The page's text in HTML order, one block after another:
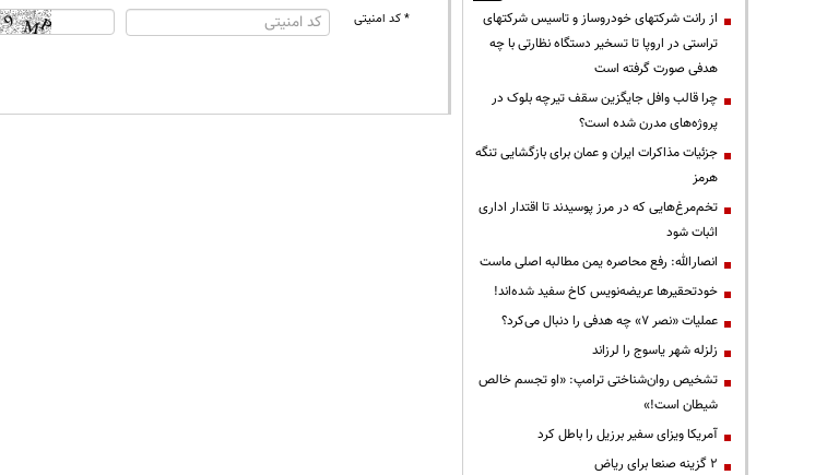
* کد امنیتی
از رانت‌ شرکتهای خودروساز و تاسیس شرکتهای
تراستی در اروپا تا تسخیر دستگاه نظارتی با چه
هدفی صورت گرفته است
چرا قالب وافل جایگزین سقف تیرچه بلوک در
پروژه‌های مدرن شده است؟
جزئیات مذاکرات ایران و عمان برای بازگشایی تنگه
هرمز
تخم‌مرغ‌هایی که در مرز پوسیدند تا اقتدار اداری
اثبات شود
انصارالله: رفع محاصره یمن مطالبه اصلی ماست
خودتحقیرها عریضه‌نویس کاخ سفید شده‌اند!
عملیات «نصر ۷» چه هدفی را دنبال می‌کرد؟
زلزله شهر یاسوج را لرزاند
تشخیص روان‌شناختی ترامپ: «او تجسم خالص
شیطان است!»
آمریکا ویزای سفیر برزیل را باطل کرد
۲ گزینه صنعا برای ریاض